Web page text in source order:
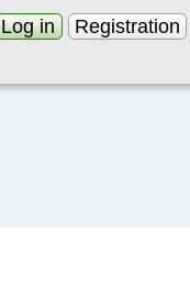
Log in Registration